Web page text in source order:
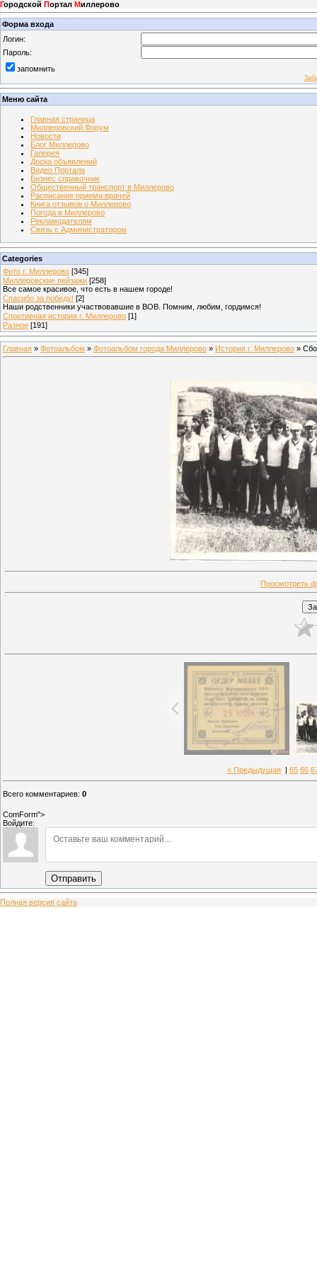
Городской Портал Миллерово
Форма входа
Логин:
Пароль:
запомнить
Меню сайта
Главная страница
Миллеровский Форум
Новости
Блог Миллерово
Галерея
Доска объявлений
Видео Портала
Бизнес справочник
Общественный транспорт в Миллерово
Расписание приема врачей
Книга отзывов о Миллерово
Погода в Миллерово
Рекламодателям
Связь с Администратором
Categories
Фото г. Миллерово [345]
Миллеровские пейзажи [258]
Все самое красивое, что есть в нашем городе!
Спасибо за победу! [2]
Наши родственники участвовавшие в ВОВ. Помним, любим, гордимся!
Спортивная история г. Миллерово [1]
Разное [191]
Главная » Фотоальбом » Фотоальбом города Миллерово » История г. Миллерово »
Просмотреть
« Предыдущая 65 66
Всего комментариев: 0
ComForm">
Войдите:
Отправить
Полная версия сайта